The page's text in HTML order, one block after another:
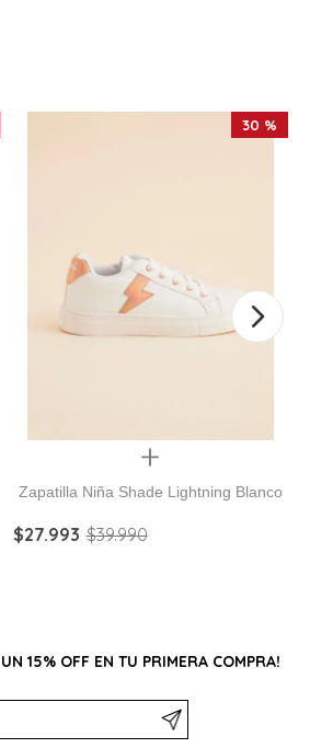
30 %
Quickview
Zapatilla Niña Shade Lightning Blanco
$27.993 $39.990
15% OFF EN TU PRIMERA COMPRA!